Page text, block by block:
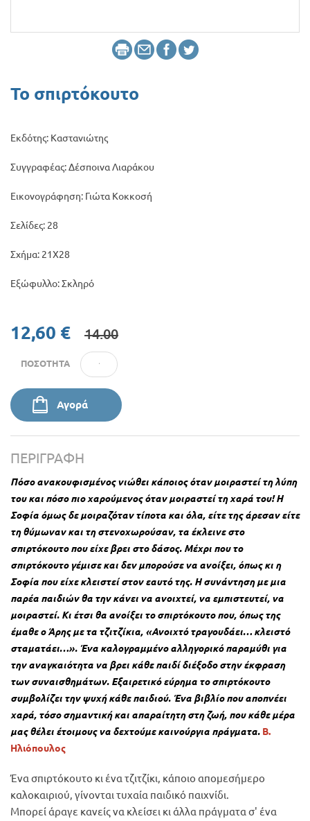
Το σπιρτόκουτο
Εκδότης: Καστανιώτης
Συγγραφέας: Δέσποινα Λιαράκου
Εικονογράφηση: Γιώτα Κοκκοσή
Σελίδες: 28
Σχήμα: 21Χ28
Εξώφυλλο: Σκληρό
12,60 € 14.00
ΠΟΣΌΤΗΤΑ
Αγορά
ΠΕΡΙΓΡΑΦΉ
Πόσο ανακουφισμένος νιώθει κάποιος όταν μοιραστεί τη λύπη
του και πόσο πιο χαρούμενος όταν μοιραστεί τη χαρά του! Η
Σοφία όμως δε μοιραζόταν τίποτα και όλα, είτε της άρεσαν είτε
τη θύμωναν και τη στενοχωρούσαν, τα έκλεινε στο
σπιρτόκουτο που είχε βρει στο δάσος. Μέχρι που το
σπιρτόκουτο γέμισε και δεν μπορούσε να ανοίξει, όπως κι η
Σοφία που είχε κλειστεί στον εαυτό της. Η συνάντηση με μια
παρέα παιδιών θα την κάνει να ανοιχτεί, να εμπιστευτεί, να
μοιραστεί. Κι έτσι θα ανοίξει το σπιρτόκουτο που, όπως της
έμαθε ο Άρης με τα τζιτζίκια, «Ανοιχτό τραγουδάει… κλειστό
σταματάει…». Ένα καλογραμμένο αλληγορικό παραμύθι για
την αναγκαιότητα να βρει κάθε παιδί διέξοδο στην έκφραση
των συναισθημάτων. Εξαιρετικό εύρημα το σπιρτόκουτο
συμβολίζει την ψυχή κάθε παιδιού. Ένα βιβλίο που αποπνέει
χαρά, τόσο σημαντική και απαραίτητη στη ζωή, που κάθε μέρα
μας θέλει έτοιμους να δεχτούμε καινούργια πράγματα. Β.
Ηλιόπουλος
Ένα σπιρτόκουτο κι ένα τζιτζίκι, κάποιο απομεσήμερο
καλοκαιριού, γίνονται τυχαία παιδικό παιχνίδι.
Μπορεί άραγε κανείς να κλείσει κι άλλα πράγματα σ' ένα